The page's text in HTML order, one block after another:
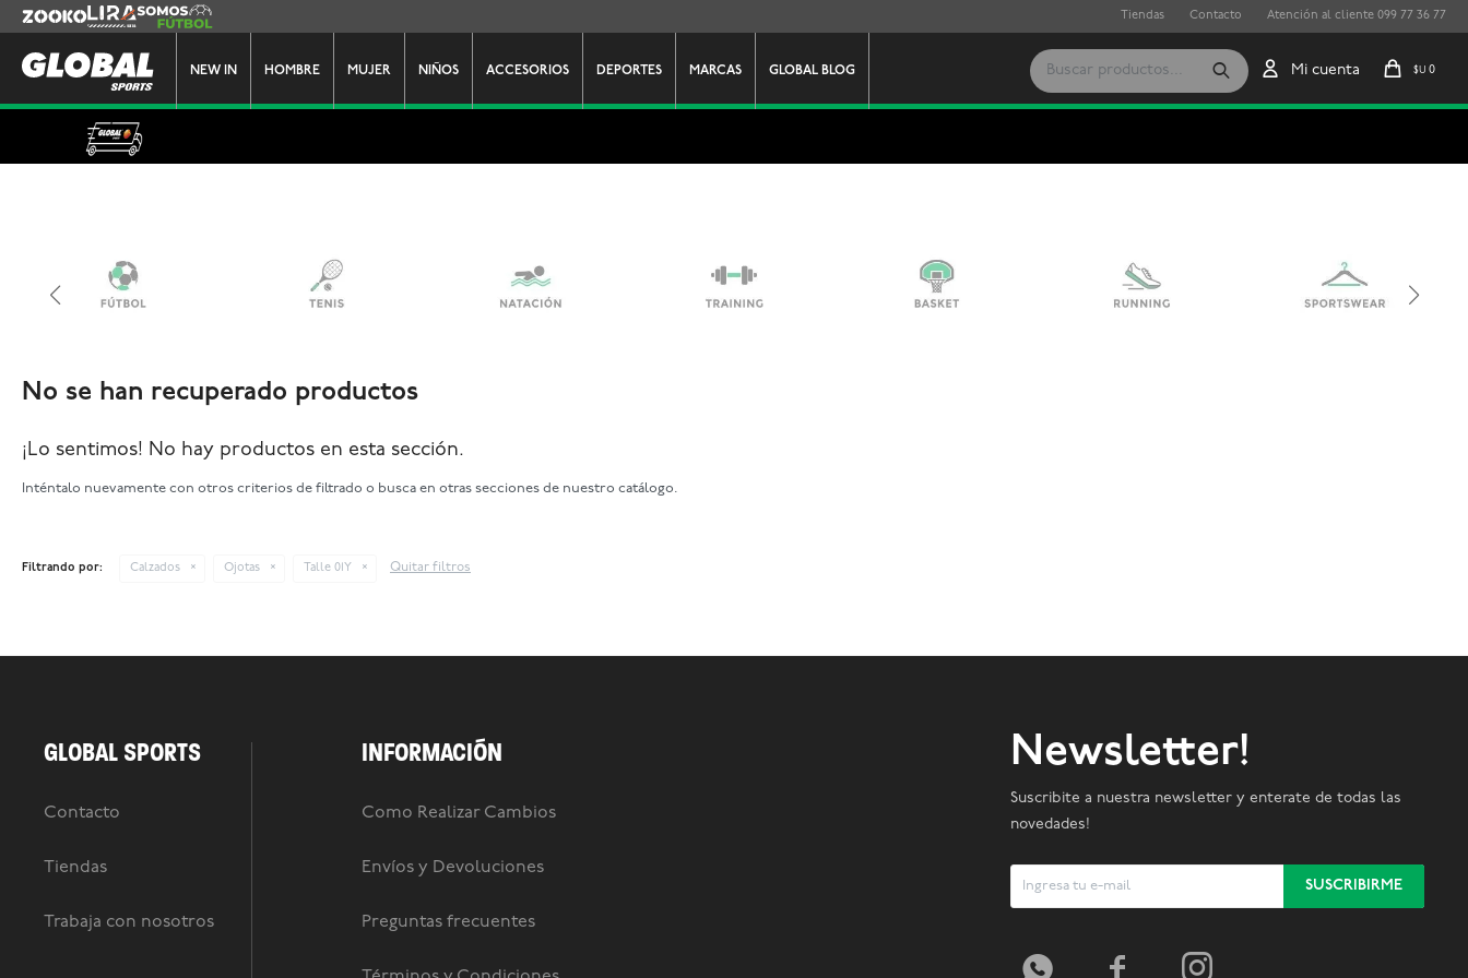
NEW IN HOMBRE MUJER NIÑOS ACCESORIOS DEPORTES MARCAS GLOBAL BLOG $U 0
Zooko Lira Somos Futbol Tiendas Contacto Atención al cliente 099 77 36 77
No se han recuperado productos
¡Lo sentimos! No hay productos en esta sección.
Inténtalo nuevamente con otros criterios de filtrado o busca en otras secciones de nuestro catálogo.
Filtrando por: Calzados Ojotas Talle 01Y Quitar filtros
GLOBAL SPORTS
Contacto
Tiendas
Trabaja con nosotros
INFORMACIÓN
Como Realizar Cambios
Envíos y Devoluciones
Preguntas frecuentes
Newsletter!
Suscribite a nuestra newsletter y enterate de todas las
novedades!
SUSCRIBIRME
  